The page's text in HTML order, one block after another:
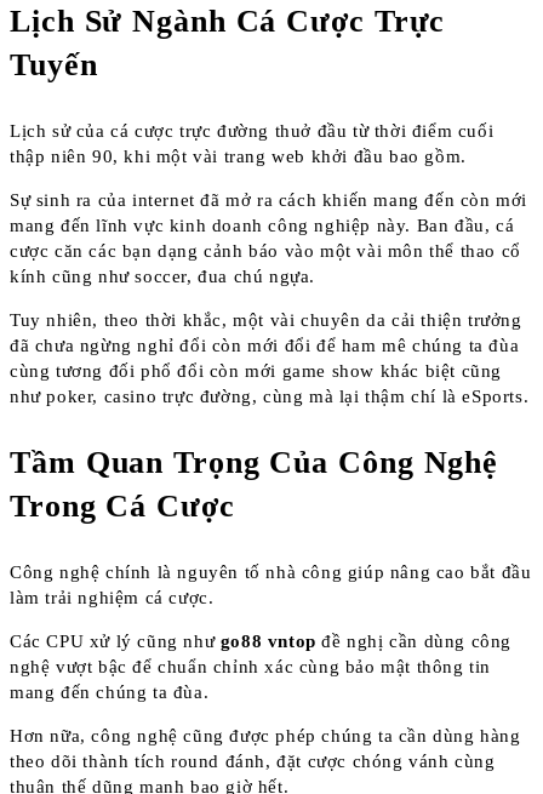
Lịch Sử Ngành Cá Cược Trực
Tuyến
Lịch sử của cá cược trực đường thuở đầu từ thời điểm cuối
thập niên 90, khi một vài trang web khởi đầu bao gồm.
Sự sinh ra của internet đã mở ra cách khiến mang đến còn mới
mang đến lĩnh vực kinh doanh công nghiệp này. Ban đầu, cá
cược căn các bạn dạng cảnh báo vào một vài môn thể thao cổ
kính cũng như soccer, đua chú ngựa.
Tuy nhiên, theo thời khắc, một vài chuyên da cải thiện trưởng
đã chưa ngừng nghỉ đổi còn mới đổi để ham mê chúng ta đùa
cùng tương đối phổ đổi còn mới game show khác biệt cũng
như poker, casino trực đường, cùng mà lại thậm chí là eSports.
Tầm Quan Trọng Của Công Nghệ
Trong Cá Cược
Công nghệ chính là nguyên tố nhà công giúp nâng cao bắt đầu
làm trải nghiệm cá cược.
Các CPU xử lý cũng như go88 vntop đề nghị cần dùng công
nghệ vượt bậc để chuẩn chỉnh xác cùng bảo mật thông tin
mang đến chúng ta đùa.
Hơn nữa, công nghệ cũng được phép chúng ta cần dùng hàng
theo dõi thành tích round đánh, đặt cược chóng vánh cùng
thuận thế dũng mạnh bao giờ hết.